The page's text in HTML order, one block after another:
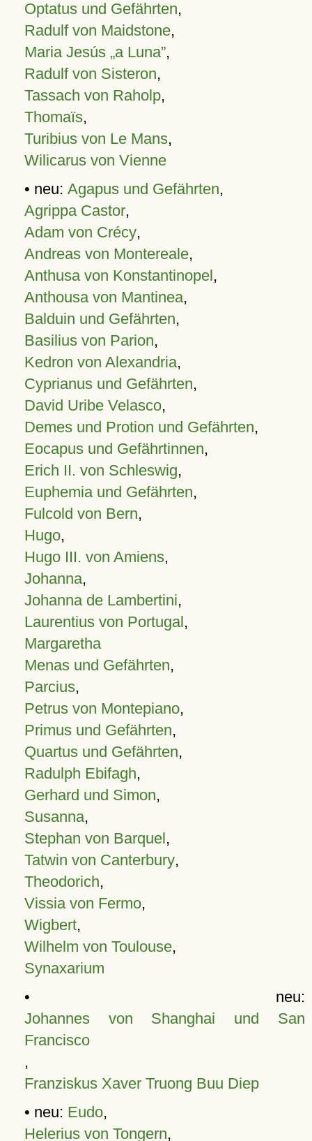
Optatus und Gefährten,
Radulf von Maidstone,
Maria Jesús „a Luna”,
Radulf von Sisteron,
Tassach von Raholp,
Thomaïs,
Turibius von Le Mans,
Wilicarus von Vienne
• neu: Agapus und Gefährten,
Agrippa Castor,
Adam von Crécy,
Andreas von Montereale,
Anthusa von Konstantinopel,
Anthousa von Mantinea,
Balduin und Gefährten,
Basilius von Parion,
Kedron von Alexandria,
Cyprianus und Gefährten,
David Uribe Velasco,
Demes und Protion und Gefährten,
Eocapus und Gefährtinnen,
Erich II. von Schleswig,
Euphemia und Gefährten,
Fulcold von Bern,
Hugo,
Hugo III. von Amiens,
Johanna,
Johanna de Lambertini,
Laurentius von Portugal,
Margaretha
Menas und Gefährten,
Parcius,
Petrus von Montepiano,
Primus und Gefährten,
Quartus und Gefährten,
Radulph Ebifagh,
Gerhard und Simon,
Susanna,
Stephan von Barquel,
Tatwin von Canterbury,
Theodorich,
Vissia von Fermo,
Wigbert,
Wilhelm von Toulouse,
Synaxarium
• neu:
Johannes von Shanghai und San
Francisco
,
Franziskus Xaver Truong Buu Diep
• neu: Eudo,
Helerius von Tongern,